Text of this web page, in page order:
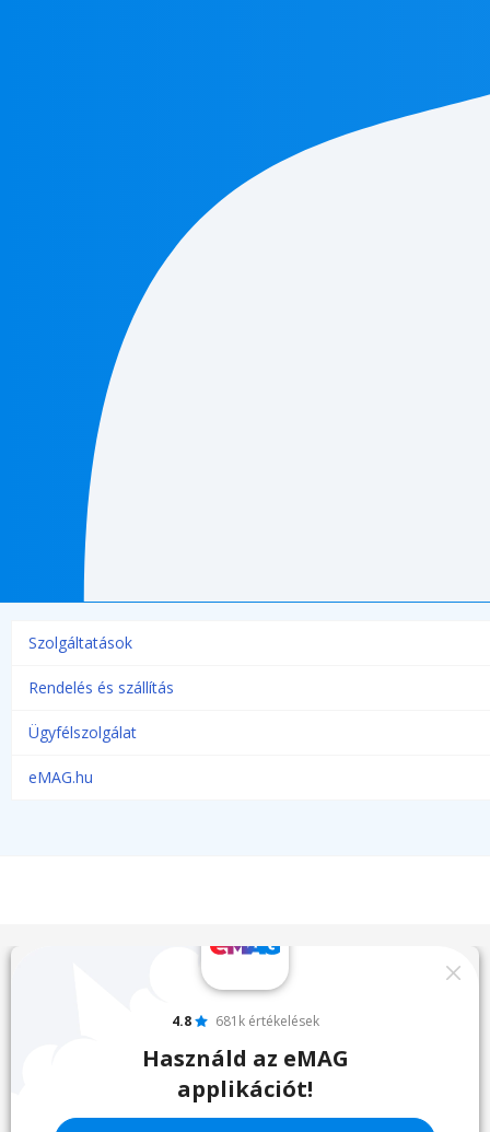
Szolgáltatások
Rendelés és szállítás
Ügyfélszolgálat
eMAG.hu
4.8 681k értékelések
Használd az eMAG
applikációt!